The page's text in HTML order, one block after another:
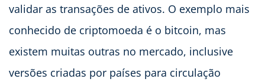
validar as transações de ativos. O exemplo mais
conhecido de criptomoeda é o bitcoin, mas
existem muitas outras no mercado, inclusive
versões criadas por países para circulação